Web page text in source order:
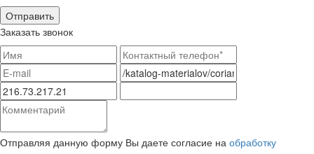
Заказать звонок
Отправляя данную форму Вы даете согласие на обработку